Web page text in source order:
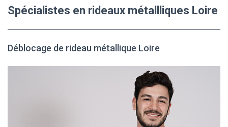
Spécialistes en rideaux métallliques Loire
Déblocage de rideau métallique Loire